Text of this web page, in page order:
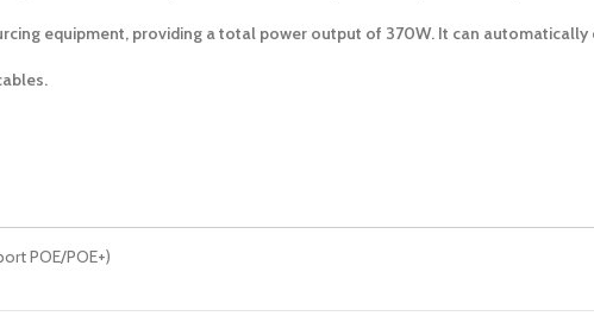
equipment, providing a total power output of 370W. It can
POE/POE+)